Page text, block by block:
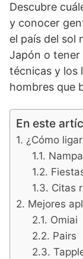
Descubre
y conocer
el país del sol
Japón o tener
técnicas y los
hombres que
En este
¿Cómo
Citas
Mejores
Omiai
Pairs